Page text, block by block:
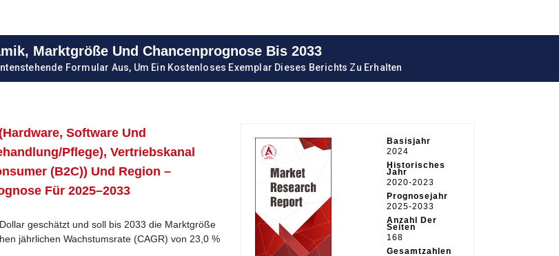
Marktgröße Und Chancenprognose Bis 2033
Formular Aus, Um Ein Kostenloses Exemplar Dieses Berichts Zu Erhalten
Software Und
Pflege), Vertriebskanal
(B2C)) Und Region –
Für 2025–2033
geschätzt und soll bis 2033 die Marktgröße
jährlichen Wachstumsrate (CAGR) von 23,0 %
Basisjahr
2024
Historisches
Jahr
2020-2023
Prognosejahr
2025-2033
Anzahl Der
Seiten
168
Gesamtzahlen